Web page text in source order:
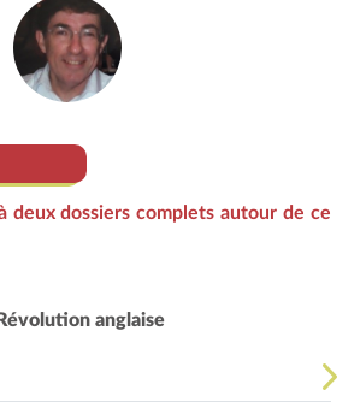
deux dossiers complets autour de ce
anglaise